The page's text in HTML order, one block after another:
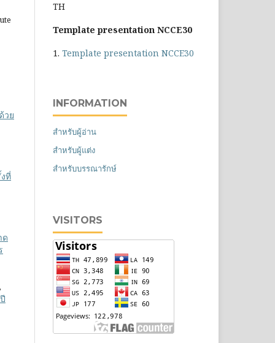
วย
ที่
ด
TH
Template presentation NCCE30
1. Template presentation NCCE30
INFORMATION
สำหรับผู้อ่าน
สำหรับผู้แต่ง
สำหรับบรรณารักษ์
VISITORS